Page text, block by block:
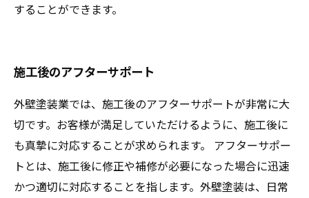
することができます。
施工後のアフターサポート
外壁塗装業では、施工後のアフターサポートが非常に大
切です。お客様が満足していただけるように、施工後に
も真摯に対応することが求められます。 アフターサポー
トとは、施工後に修正や補修が必要になった場合に迅速
かつ適切に対応することを指します。外壁塗装は、日常